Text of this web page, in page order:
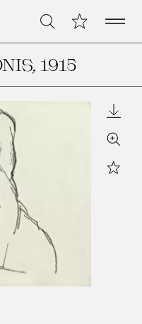
Suche Meine Open
, 1915
Zoom
Star